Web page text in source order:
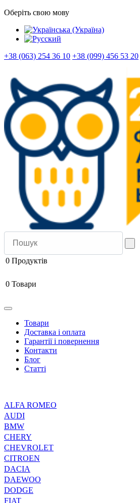
Оберіть свою мову
+38 (063) 254 36 10 +38 (099) 456 53 20
0 Продуктів
0 Товари
Товари
Доставка і оплата
Гарантії і повернення
Контакти
Блог
Статті
ALFA ROMEO
AUDI
BMW
CHERY
CHEVROLET
CITROEN
DACIA
DAEWOO
DODGE
FIAT